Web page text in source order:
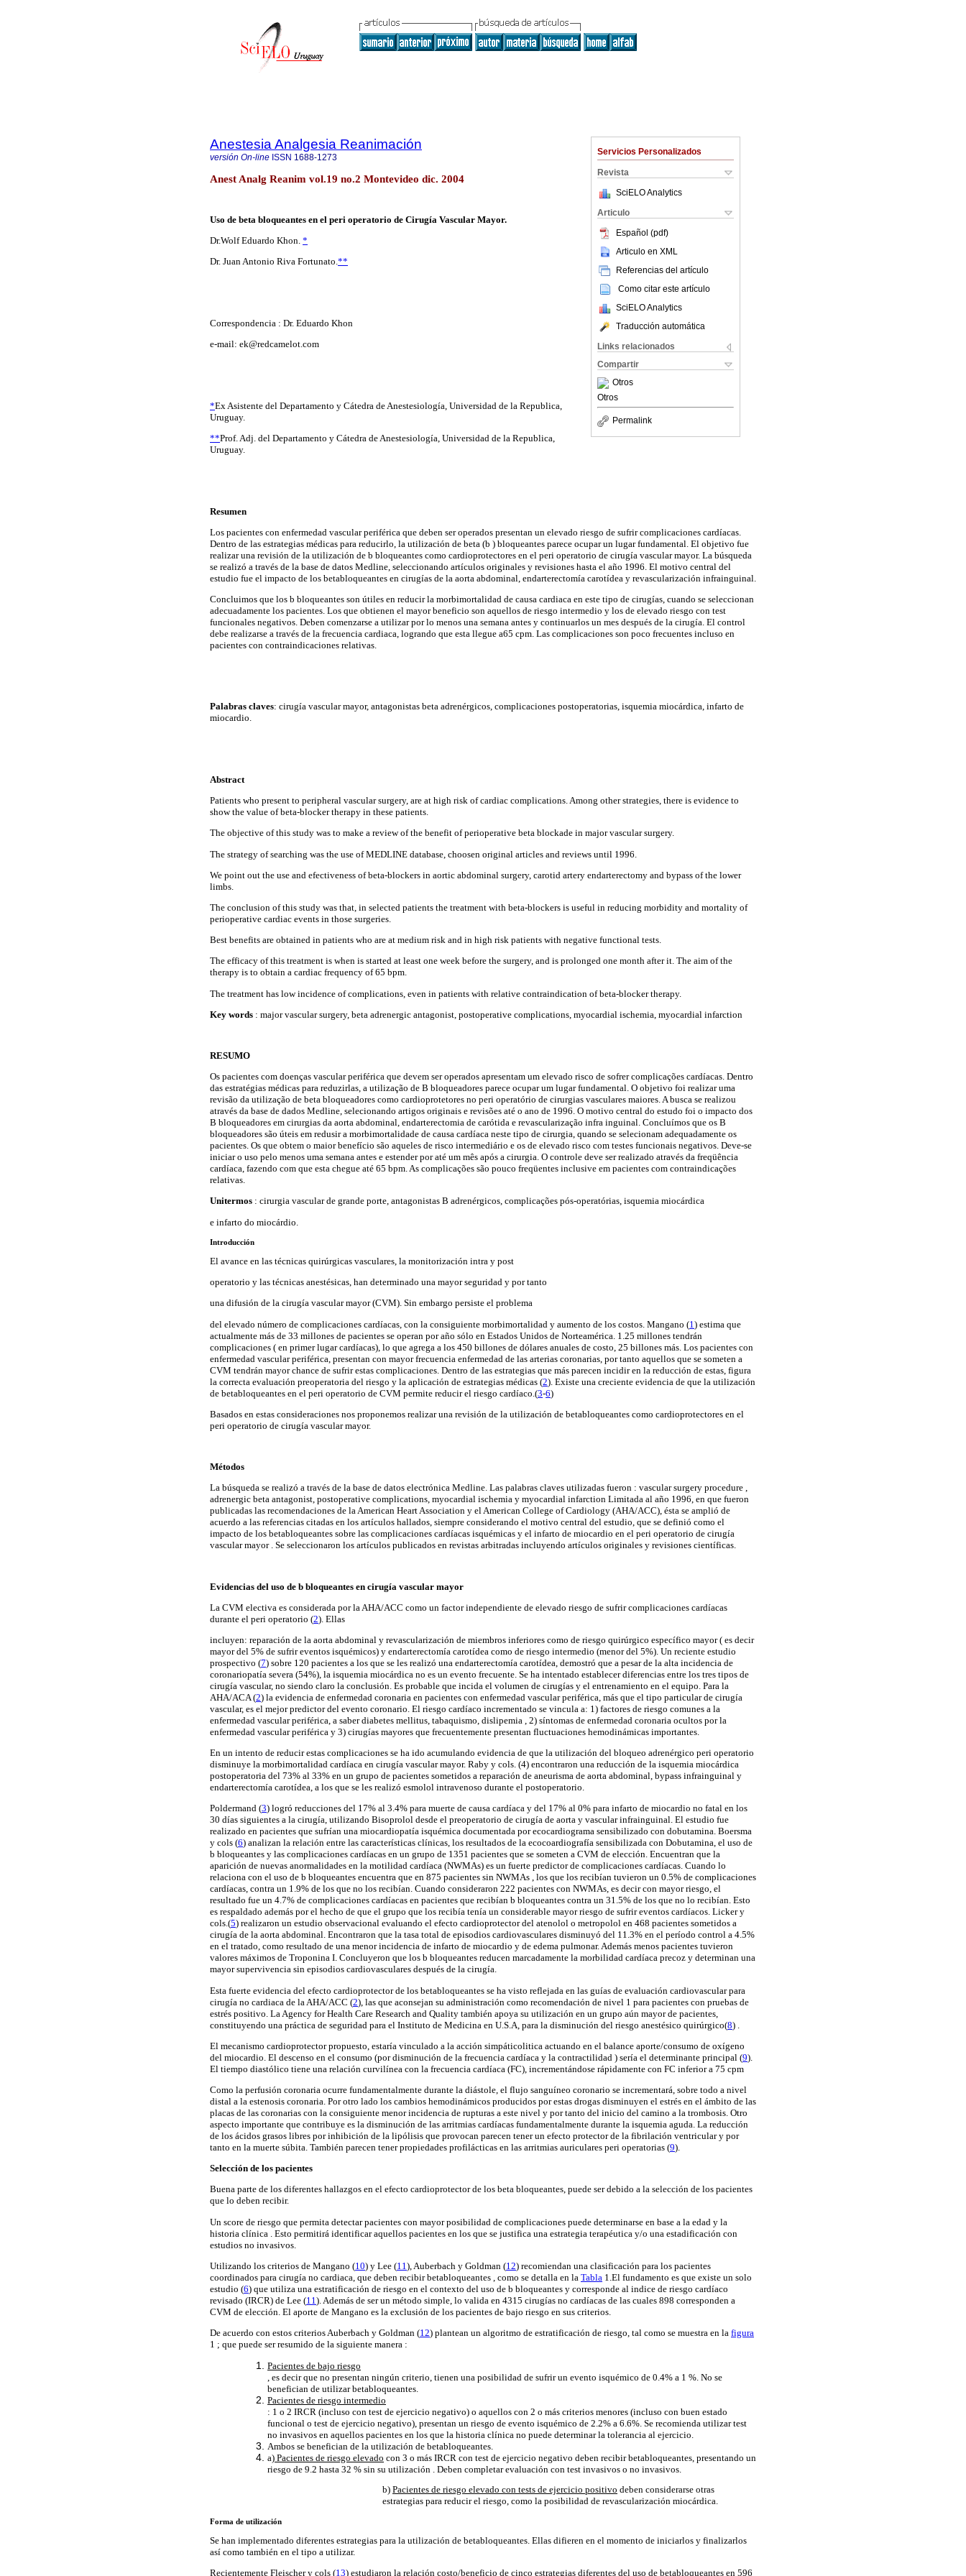
Servicios Personalizados
Revista
SciELO Analytics
Articulo
Español (pdf)
Articulo en XML
Referencias del artículo
Como citar este artículo
SciELO Analytics
Traducción automática
Links relacionados
Compartir
Otros
Otros
Permalink
Anestesia Analgesia Reanimación
versión On-line ISSN 1688-1273
Anest Analg Reanim vol.19 no.2 Montevideo dic. 2004
Uso de beta bloqueantes en el peri operatorio de Cirugía Vascular Mayor.
Dr.Wolf Eduardo Khon. *
Dr. Juan Antonio Riva Fortunato.**
Correspondencia : Dr. Eduardo Khon
e-mail: ek@redcamelot.com
*Ex Asistente del Departamento y Cátedra de Anestesiología, Universidad de la Republica,
Uruguay.
**Prof. Adj. del Departamento y Cátedra de Anestesiología, Universidad de la Republica,
Uruguay.
Resumen
Los pacientes con enfermedad vascular periférica que deben ser operados presentan un elevado riesgo de sufrir complicaciones cardíacas.
Dentro de las estrategias médicas para reducirlo, la utilización de beta (b ) bloqueantes parece ocupar un lugar fundamental. El objetivo fue
realizar una revisión de la utilización de b bloqueantes como cardioprotectores en el peri operatorio de cirugía vascular mayor. La búsqueda
se realizó a través de la base de datos Medline, seleccionando artículos originales y revisiones hasta el año 1996. El motivo central del
estudio fue el impacto de los betabloqueantes en cirugías de la aorta abdominal, endarterectomía carotídea y revascularización infrainguinal.
Concluimos que los b bloqueantes son útiles en reducir la morbimortalidad de causa cardiaca en este tipo de cirugías, cuando se seleccionan
adecuadamente los pacientes. Los que obtienen el mayor beneficio son aquellos de riesgo intermedio y los de elevado riesgo con test
funcionales negativos. Deben comenzarse a utilizar por lo menos una semana antes y continuarlos un mes después de la cirugía. El control
debe realizarse a través de la frecuencia cardiaca, logrando que esta llegue a65 cpm. Las complicaciones son poco frecuentes incluso en
pacientes con contraindicaciones relativas.
Palabras claves: cirugía vascular mayor, antagonistas beta adrenérgicos, complicaciones postoperatorias, isquemia miocárdica, infarto de
miocardio.
Abstract
Patients who present to peripheral vascular surgery, are at high risk of cardiac complications. Among other strategies, there is evidence to
show the value of beta-blocker therapy in these patients.
The objective of this study was to make a review of the benefit of perioperative beta blockade in major vascular surgery.
The strategy of searching was the use of MEDLINE database, choosen original articles and reviews until 1996.
We point out the use and efectiveness of beta-blockers in aortic abdominal surgery, carotid artery endarterectomy and bypass of the lower
limbs.
The conclusion of this study was that, in selected patients the treatment with beta-blockers is useful in reducing morbidity and mortality of
perioperative cardiac events in those surgeries.
Best benefits are obtained in patients who are at medium risk and in high risk patients with negative functional tests.
The efficacy of this treatment is when is started at least one week before the surgery, and is prolonged one month after it. The aim of the
therapy is to obtain a cardiac frequency of 65 bpm.
The treatment has low incidence of complications, even in patients with relative contraindication of beta-blocker therapy.
Key words : major vascular surgery, beta adrenergic antagonist, postoperative complications, myocardial ischemia, myocardial infarction
RESUMO
Os pacientes com doenças vascular periférica que devem ser operados apresentam um elevado risco de sofrer complicações cardíacas. Dentro
das estratégias médicas para reduzirlas, a utilização de B bloqueadores parece ocupar um lugar fundamental. O objetivo foi realizar uma
revisão da utilização de beta bloqueadores como cardioprotetores no peri operatório de cirurgias vasculares maiores. A busca se realizou
através da base de dados Medline, selecionando artigos originais e revisões até o ano de 1996. O motivo central do estudo foi o impacto dos
B bloqueadores em cirurgias da aorta abdominal, endarterectomia de carótida e revascularização infra inguinal. Concluímos que os B
bloqueadores são úteis em redusir a morbimortalidade de causa cardíaca neste tipo de cirurgia, quando se selecionam adequadamente os
pacientes. Os que obtem o maior benefício são aqueles de risco intermediário e os de elevado risco com testes funcionais negativos. Deve-se
iniciar o uso pelo menos uma semana antes e estender por até um mês após a cirurgia. O controle deve ser realizado através da freqüência
cardíaca, fazendo com que esta chegue até 65 bpm. As complicações são pouco freqüentes inclusive em pacientes com contraindicações
relativas.
Unitermos : cirurgia vascular de grande porte, antagonistas B adrenérgicos, complicações pós-operatórias, isquemia miocárdica
e infarto do miocárdio.
Introducción
El avance en las técnicas quirúrgicas vasculares, la monitorización intra y post
operatorio y las técnicas anestésicas, han determinado una mayor seguridad y por tanto
una difusión de la cirugía vascular mayor (CVM). Sin embargo persiste el problema
del elevado número de complicaciones cardíacas, con la consiguiente morbimortalidad y aumento de los costos. Mangano (1 ) estima que
actualmente más de 33 millones de pacientes se operan por año sólo en Estados Unidos de Norteamérica. 1.25 millones tendrán
complicaciones ( en primer lugar cardíacas), lo que agrega a los 450 billones de dólares anuales de costo, 25 billones más. Los pacientes con
enfermedad vascular periférica, presentan con mayor frecuencia enfermedad de las arterias coronarias, por tanto aquellos que se someten a
CVM tendrán mayor chance de sufrir estas complicaciones. Dentro de las estrategias que más parecen incidir en la reducción de estas, figura
la correcta evaluación preoperatoria del riesgo y la aplicación de estrategias médicas (2). Existe una creciente evidencia de que la utilización
de betabloqueantes en el peri operatorio de CVM permite reducir el riesgo cardíaco.(3-6)
Basados en estas consideraciones nos proponemos realizar una revisión de la utilización de betabloqueantes como cardioprotectores en el
peri operatorio de cirugía vascular mayor.
Métodos
La búsqueda se realizó a través de la base de datos electrónica Medline. Las palabras claves utilizadas fueron : vascular surgery procedure ,
adrenergic beta antagonist, postoperative complications, myocardial ischemia y myocardial infarction Limitada al año 1996, en que fueron
publicadas las recomendaciones de la American Heart Association y el American College of Cardiology (AHA/ACC), ésta se amplió de
acuerdo a las referencias citadas en los artículos hallados, siempre considerando el motivo central del estudio, que se definió como el
impacto de los betabloqueantes sobre las complicaciones cardíacas isquémicas y el infarto de miocardio en el peri operatorio de cirugía
vascular mayor . Se seleccionaron los artículos publicados en revistas arbitradas incluyendo artículos originales y revisiones científicas.
Evidencias del uso de b bloqueantes en cirugía vascular mayor
La CVM electiva es considerada por la AHA/ACC como un factor independiente de elevado riesgo de sufrir complicaciones cardíacas
durante el peri operatorio (2). Ellas
incluyen: reparación de la aorta abdominal y revascularización de miembros inferiores como de riesgo quirúrgico específico mayor ( es decir
mayor del 5% de sufrir eventos isquémicos) y endarterectomía carotídea como de riesgo intermedio (menor del 5%). Un reciente estudio
prospectivo (7) sobre 120 pacientes a los que se les realizó una endarterectomía carotídea, demostró que a pesar de la alta incidencia de
coronariopatía severa (54%), la isquemia miocárdica no es un evento frecuente. Se ha intentado establecer diferencias entre los tres tipos de
cirugía vascular, no siendo claro la conclusión. Es probable que incida el volumen de cirugías y el entrenamiento en el equipo. Para la
AHA/ACA (2) la evidencia de enfermedad coronaria en pacientes con enfermedad vascular periférica, más que el tipo particular de cirugía
vascular, es el mejor predictor del evento coronario. El riesgo cardíaco incrementado se vincula a: 1) factores de riesgo comunes a la
enfermedad vascular periférica, a saber diabetes mellitus, tabaquismo, dislipemia , 2) síntomas de enfermedad coronaria ocultos por la
enfermedad vascular periférica y 3) cirugías mayores que frecuentemente presentan fluctuaciones hemodinámicas importantes.
En un intento de reducir estas complicaciones se ha ido acumulando evidencia de que la utilización del bloqueo adrenérgico peri operatorio
disminuye la morbimortalidad cardíaca en cirugía vascular mayor. Raby y cols. (4) encontraron una reducción de la isquemia miocárdica
postoperatoria del 73% al 33% en un grupo de pacientes sometidos a reparación de aneurisma de aorta abdominal, bypass infrainguinal y
endarterectomía carotídea, a los que se les realizó esmolol intravenoso durante el postoperatorio.
Poldermand (3) logró reducciones del 17% al 3.4% para muerte de causa cardíaca y del 17% al 0% para infarto de miocardio no fatal en los
30 días siguientes a la cirugía, utilizando Bisoprolol desde el preoperatorio de cirugía de aorta y vascular infrainguinal. El estudio fue
realizado en pacientes que sufrían una miocardiopatía isquémica documentada por ecocardiograma sensibilizado con dobutamina. Boersma
y cols (6) analizan la relación entre las características clínicas, los resultados de la ecocoardiografía sensibilizada con Dobutamina, el uso de
b bloqueantes y las complicaciones cardíacas en un grupo de 1351 pacientes que se someten a CVM de elección. Encuentran que la
aparición de nuevas anormalidades en la motilidad cardíaca (NWMAs) es un fuerte predictor de complicaciones cardíacas. Cuando lo
relaciona con el uso de b bloqueantes encuentra que en 875 pacientes sin NWMAs , los que los recibían tuvieron un 0.5% de complicaciones
cardíacas, contra un 1.9% de los que no los recibían. Cuando consideraron 222 pacientes con NWMAs, es decir con mayor riesgo, el
resultado fue un 4.7% de complicaciones cardíacas en pacientes que recibían b bloqueantes contra un 31.5% de los que no lo recibían. Esto
es respaldado además por el hecho de que el grupo que los recibía tenía un considerable mayor riesgo de sufrir eventos cardíacos. Licker y
cols.(5) realizaron un estudio observacional evaluando el efecto cardioprotector del atenolol o metropolol en 468 pacientes sometidos a
cirugía de la aorta abdominal. Encontraron que la tasa total de episodios cardiovasculares disminuyó del 11.3% en el período control a 4.5%
en el tratado, como resultado de una menor incidencia de infarto de miocardio y de edema pulmonar. Además menos pacientes tuvieron
valores máximos de Troponina I. Concluyeron que los b bloqueantes reducen marcadamente la morbilidad cardíaca precoz y determinan una
mayor supervivencia sin episodios cardiovasculares después de la cirugía.
Esta fuerte evidencia del efecto cardioprotector de los betabloqueantes se ha visto reflejada en las guías de evaluación cardiovascular para
cirugía no cardiaca de la AHA/ACC (2), las que aconsejan su administración como recomendación de nivel 1 para pacientes con pruebas de
estrés positivo. La Agency for Health Care Research and Quality también apoya su utilización en un grupo aún mayor de pacientes,
constituyendo una práctica de seguridad para el Instituto de Medicina en U.S.A, para la disminución del riesgo anestésico quirúrgico(8) .
El mecanismo cardioprotector propuesto, estaría vinculado a la acción simpáticolitica actuando en el balance aporte/consumo de oxígeno
del miocardio. El descenso en el consumo (por disminución de la frecuencia cardíaca y la contractilidad ) sería el determinante principal (9).
El tiempo diastólico tiene una relación curvilínea con la frecuencia cardíaca (FC), incrementándose rápidamente con FC inferior a 75 cpm
Como la perfusión coronaria ocurre fundamentalmente durante la diástole, el flujo sanguíneo coronario se incrementará, sobre todo a nivel
distal a la estenosis coronaria. Por otro lado los cambios hemodinámicos producidos por estas drogas disminuyen el estrés en el ámbito de las
placas de las coronarias con la consiguiente menor incidencia de rupturas a este nivel y por tanto del inicio del camino a la trombosis. Otro
aspecto importante que contribuye es la disminución de las arritmias cardíacas fundamentalmente durante la isquemia aguda. La reducción
de los ácidos grasos libres por inhibición de la lipólisis que provocan parecen tener un efecto protector de la fibrilación ventricular y por
tanto en la muerte súbita. También parecen tener propiedades profilácticas en las arritmias auriculares peri operatorias (9).
Selección de los pacientes
Buena parte de los diferentes hallazgos en el efecto cardioprotector de los beta bloqueantes, puede ser debido a la selección de los pacientes
que lo deben recibir.
Un score de riesgo que permita detectar pacientes con mayor posibilidad de complicaciones puede determinarse en base a la edad y la
historia clínica . Esto permitirá identificar aquellos pacientes en los que se justifica una estrategia terapéutica y/o una estadificación con
estudios no invasivos.
Utilizando los criterios de Mangano (10) y Lee (11 ), Auberbach y Goldman (12) recomiendan una clasificación para los pacientes
coordinados para cirugía no cardiaca, que deben recibir betabloqueantes , como se detalla en la Tabla 1.El fundamento es que existe un solo
estudio (6) que utiliza una estratificación de riesgo en el contexto del uso de b bloqueantes y corresponde al indice de riesgo cardíaco
revisado (IRCR) de Lee (11 ). Además de ser un método simple, lo valida en 4315 cirugías no cardíacas de las cuales 898 corresponden a
CVM de elección. El aporte de Mangano es la exclusión de los pacientes de bajo riesgo en sus criterios.
De acuerdo con estos criterios Auberbach y Goldman (12) plantean un algoritmo de estratificación de riesgo, tal como se muestra en la figura
1 ; que puede ser resumido de la siguiente manera :
Pacientes de bajo riesgo
, es decir que no presentan ningún criterio, tienen una posibilidad de sufrir un evento isquémico de 0.4% a 1 %. No se
benefician de utilizar betabloqueantes.
Pacientes de riesgo intermedio
: 1 o 2 IRCR (incluso con test de ejercicio negativo) o aquellos con 2 o más criterios menores (incluso con buen estado
funcional o test de ejercicio negativo), presentan un riesgo de evento isquémico de 2.2% a 6.6%. Se recomienda utilizar test
no invasivos en aquellos pacientes en los que la historia clínica no puede determinar la tolerancia al ejercicio.
Ambos se benefician de la utilización de betabloqueantes.
a) Pacientes de riesgo elevado con 3 o más IRCR con test de ejercicio negativo deben recibir betabloqueantes, presentando un
riesgo de 9.2 hasta 32 % sin su utilización . Deben completar evaluación con test invasivos o no invasivos.
b) Pacientes de riesgo elevado con tests de ejercicio positivo deben considerarse otras
estrategias para reducir el riesgo, como la posibilidad de revascularización miocárdica.
Forma de utilización
Se han implementado diferentes estrategias para la utilización de betabloqueantes. Ellas difieren en el momento de iniciarlos y finalizarlos
así como también en el tipo a utilizar.
Recientemente Fleischer y cols (13) estudiaron la relación costo/beneficio de cinco estrategias diferentes del uso de betabloqueantes en 596